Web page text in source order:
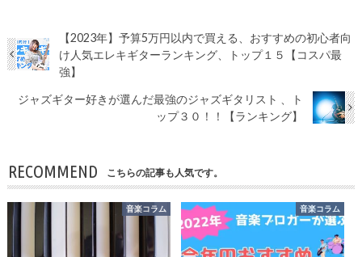
【2023年】予算5万円以内で買える、おすすめの初心者向
け人気エレキギターランキング、トップ１５【コスパ最
強】
ジャズギター好きが選んだ最強のジャズギタリスト 、ト
ップ３０！！【ランキング】
RECOMMEND こちらの記事も人気です。
音楽コラム 音楽コラム